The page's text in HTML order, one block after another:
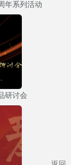
年系列活动
研讨会